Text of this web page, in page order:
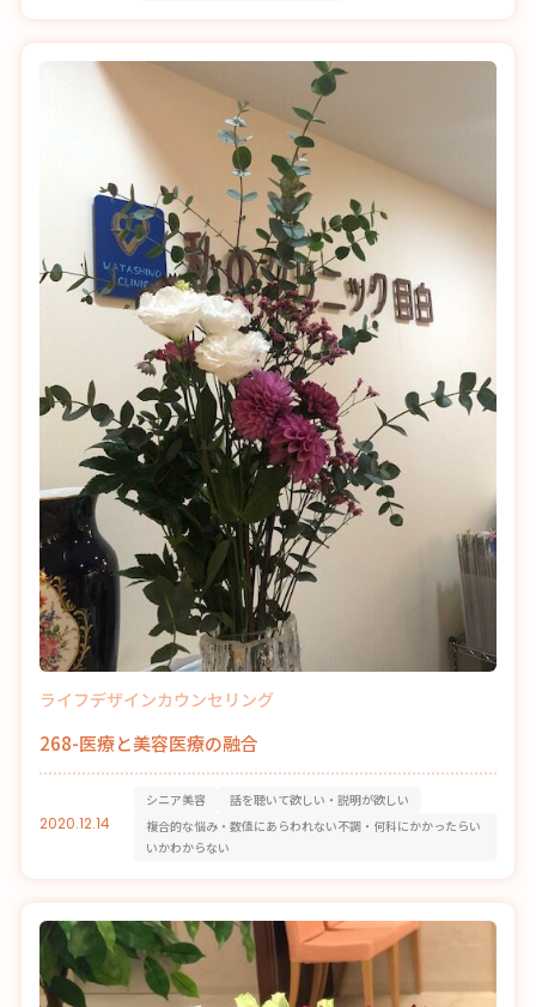
ライフデザインカウンセリング
268-医療と美容医療の融合
2020.12.14
シニア美容
話を聴いて欲しい・説明が欲しい
複合的な悩み・数値にあらわれない不調・何科にかかったらい
いかわからない